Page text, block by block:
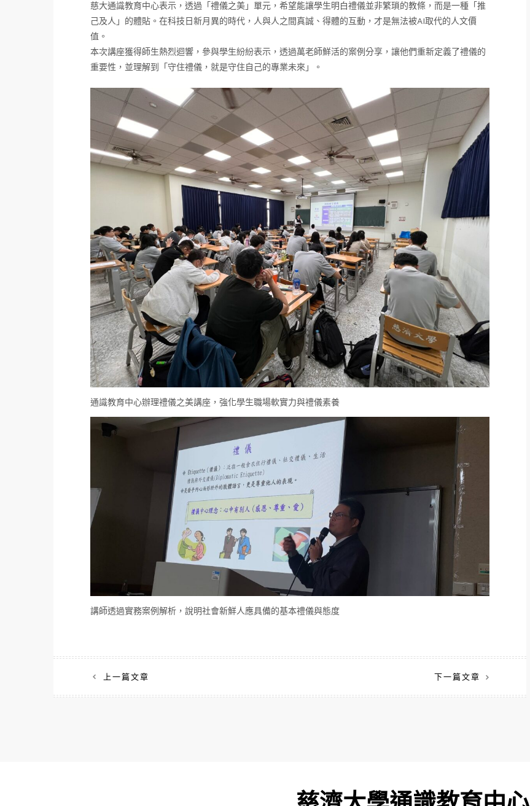
慈大通識教育中心表示，透過「禮儀之美」單元，希望能讓學生明白禮儀並非繁瑣的教條，而是一種「推
己及人」的體貼。在科技日新月異的時代，人與人之間真誠、得體的互動，才是無法被AI取代的人文價
值。
本次講座獲得師生熱烈迴響，參與學生紛紛表示，透過萬老師鮮活的案例分享，讓他們重新定義了禮儀的
重要性，並理解到「守住禮儀，就是守住自己的專業未來」。
通識教育中心辦理禮儀之美講座，強化學生職場軟實力與禮儀素養
講師透過實務案例解析，說明社會新鮮人應具備的基本禮儀與態度
文
章
上一篇文章 下一篇文章